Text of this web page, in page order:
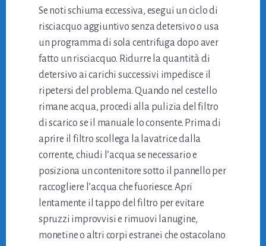
Se noti schiuma eccessiva, esegui un ciclo di
risciacquo aggiuntivo senza detersivo o usa
un programma di sola centrifuga dopo aver
fatto un risciacquo. Ridurre la quantità di
detersivo ai carichi successivi impedisce il
ripetersi del problema. Quando nel cestello
rimane acqua, procedi alla pulizia del filtro
di scarico se il manuale lo consente. Prima di
aprire il filtro scollega la lavatrice dalla
corrente, chiudi l’acqua se necessario e
posiziona un contenitore sotto il pannello per
raccogliere l’acqua che fuoriesce. Apri
lentamente il tappo del filtro per evitare
spruzzi improvvisi e rimuovi lanugine,
monetine o altri corpi estranei che ostacolano